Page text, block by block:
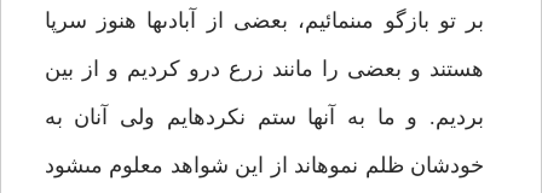
بر تو بازگو مى‏نمائيم، بعضى از آبادى‏ها هنوز سرپا
هستند و بعضى را مانند زرع درو كرديم و از بين
برديم. و ما به آن‏ها ستم نكرده‏ايم ولى آنان به
خودشان ظلم نموه‏اند از اين شواهد معلوم مى‏شود